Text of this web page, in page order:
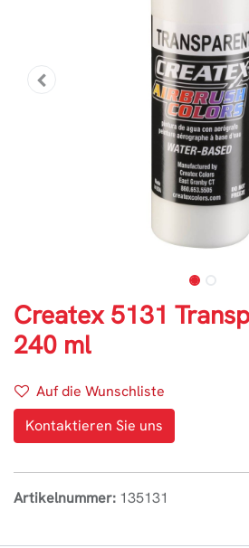
Createx 5131
240 ml
Auf die Wunschliste
Kontaktieren Sie uns
Artikelnummer: 135131